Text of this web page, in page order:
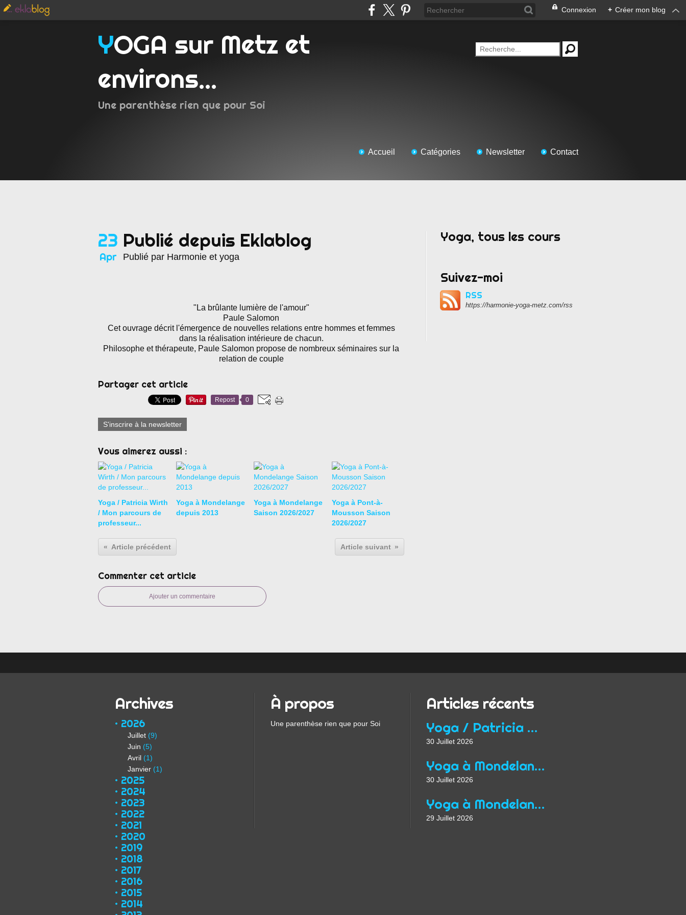
Connexion + Créer mon blog
YOGA sur Metz et
environs...
Une parenthèse rien que pour Soi
Accueil Catégories Newsletter Contact
23
Apr
Publié depuis Eklablog
Publié par Harmonie et yoga
"La brûlante lumière de l'amour"
Paule Salomon
Cet ouvrage décrit l'émergence de nouvelles relations entre hommes et femmes
dans la réalisation intérieure de chacun.
Philosophe et thérapeute, Paule Salomon propose de nombreux séminaires sur la
relation de couple
Partager cet article
Repost 0
S'inscrire à la newsletter
Vous aimerez aussi :
Yoga / Patricia Wirth
/ Mon parcours de
professeur...
Yoga à Mondelange
depuis 2013
Yoga à Mondelange
Saison 2026/2027
Yoga à Pont-à-
Mousson Saison
2026/2027
Article précédent Article suivant
Commenter cet article
Ajouter un commentaire
Yoga, tous les cours
Suivez-moi
RSS
https://harmonie-yoga-metz.com/rss
Archives
2026
Juillet (9)
Juin (5)
Avril (1)
Janvier (1)
2025
2024
2023
2022
2021
2020
2019
2018
2017
2016
2015
2014
À propos
Une parenthèse rien que pour Soi
Articles récents
Yoga / Patricia Wirth / Mon parcours de professeur...
30 Juillet 2026
Yoga à Mondelange depuis 2013
30 Juillet 2026
Yoga à Mondelange Saison 2026/2027
29 Juillet 2026